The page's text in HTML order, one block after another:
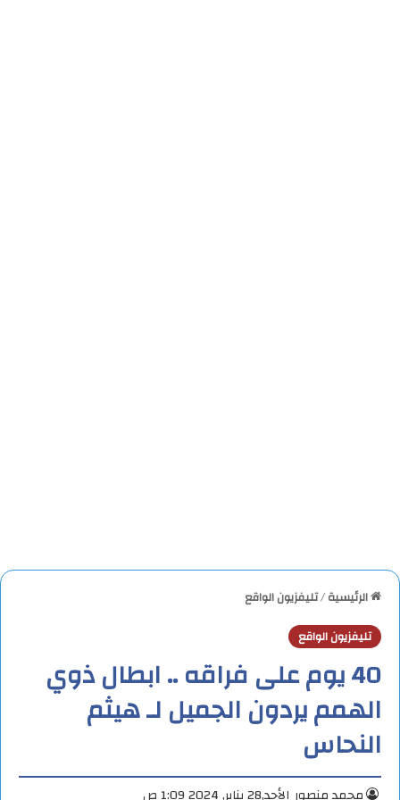
الرئيسية/تليفزيون الواقع
تليفزيون الواقع
40 يوم على فراقه .. ابطال ذوي
الهمم يردون الجميل لـ هيثم
النحاس